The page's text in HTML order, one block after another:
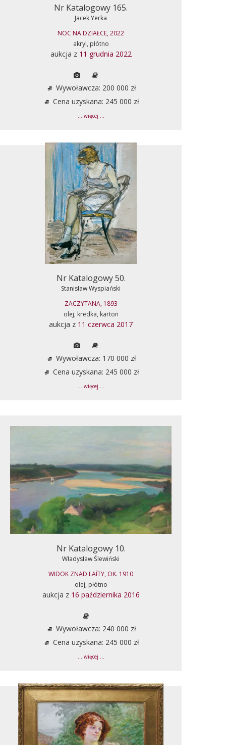
Nr Katalogowy 165.
Jacek Yerka
NOC NA DZIAŁCE, 2022
akryl, płótno
aukcja z 11 grudnia 2022
Wywoławcza: 200 000 zł
Cena uzyskana: 245 000 zł
... więcej ...
Nr Katalogowy 50.
Stanisław Wyspiański
ZACZYTANA, 1893
olej, kredka, karton
aukcja z 11 czerwca 2017
Wywoławcza: 170 000 zł
Cena uzyskana: 245 000 zł
... więcej ...
Nr Katalogowy 10.
Władysław Ślewiński
WIDOK ZNAD LAÏTY, OK. 1910
olej, płótno
aukcja z 16 października 2016
Wywoławcza: 240 000 zł
Cena uzyskana: 245 000 zł
... więcej ...